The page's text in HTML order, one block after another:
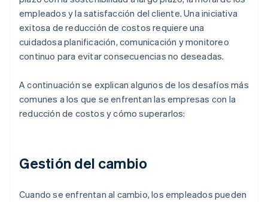
empleados y la satisfacción del cliente. Una iniciativa
exitosa de reducción de costos requiere una
cuidadosa planificación, comunicación y monitoreo
continuo para evitar consecuencias no deseadas.
A continuación se explican algunos de los desafíos más
comunes a los que se enfrentan las empresas con la
reducción de costos y cómo superarlos:
Gestión del cambio
Cuando se enfrentan al cambio, los empleados pueden